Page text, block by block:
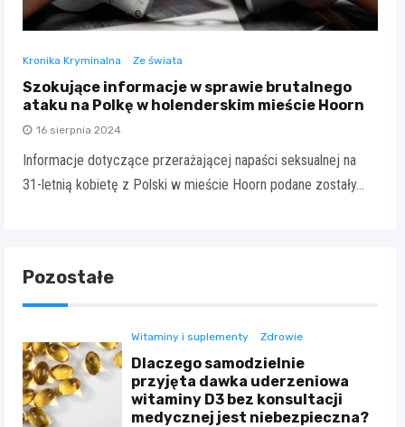
Kronika Kryminalna Ze świata
Szokujące informacje w sprawie brutalnego
ataku na Polkę w holenderskim mieście Hoorn
16 sierpnia 2024
Informacje dotyczące przerażającej napaści seksualnej na
31-letnią kobietę z Polski w mieście Hoorn podane zostały…
Pozostałe
Witaminy i suplementy Zdrowie
Dlaczego samodzielnie
przyjęta dawka uderzeniowa
witaminy D3 bez konsultacji
medycznej jest niebezpieczna?